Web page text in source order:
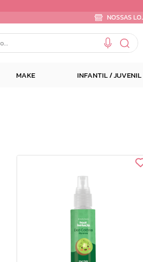
NOSSAS
MAKE INFANTIL / JUVENIL